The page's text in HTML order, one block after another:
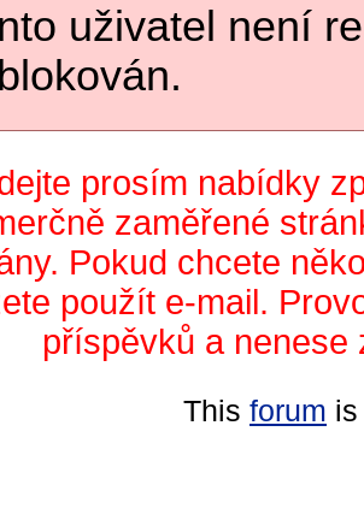
uživatel není
prosím nabídky
zaměřené
Pokud chcete
použít e-mail.
příspěvků a nenese
This forum